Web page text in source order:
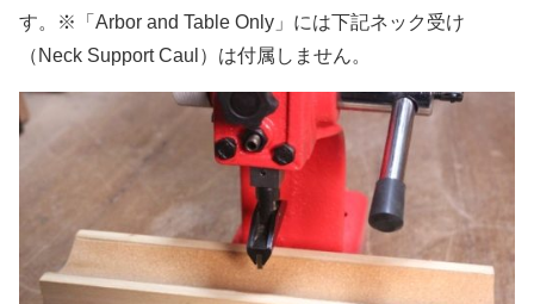
す。※「Arbor and Table Only」には下記ネック受け
（Neck Support Caul）は付属しません。